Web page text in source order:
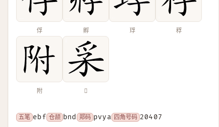
俘 孵 琈 稃
附 𤓽
五笔 ebf 仓颉 bnd 郑码 pvya 四角号码 20407